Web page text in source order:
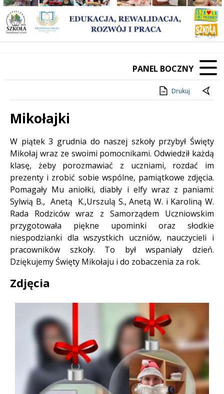
PANEL BOCZNY
Drukuj
Mikołajki
Treść
W piątek 3 grudnia do naszej szkoły przybył Święty
Mikołaj wraz ze swoimi pomocnikami. Odwiedził każdą
klasę, żeby porozmawiać z uczniami, rozdać im
prezenty i zrobić sobie wspólne, pamiątkowe zdjęcia.
Pomagały Mu aniołki, diabły i elfy wraz z paniami:
Sylwią B., Anetą K.,Urszulą S., Anetą W. i Karoliną W.
Rada Rodziców wraz z Samorządem Uczniowskim
przygotowała piękne upominki oraz słodkie
niespodzianki dla wszystkich uczniów, nauczycieli i
pracowników szkoły. To był wspaniały dzień.
Dziękujemy Święty Mikołaju i do zobaczenia za rok.
Zdjęcia